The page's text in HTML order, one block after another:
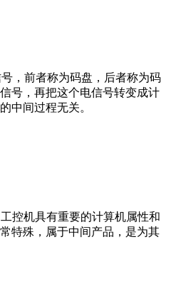
，前者称为码盘，后者称为码
号，再把这个电信号转变成计
中间过程无关。
控机具有重要的计算机属性和
特殊，属于中间产品，是为其